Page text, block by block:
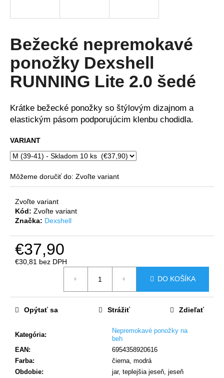
Bežecké nepremokavé
ponožky Dexshell
RUNNING Lite 2.0 šedé
Krátke bežecké ponožky so štýlovým dizajnom a
elastickým pásom podporujúcim klenbu chodidla.
VARIANT
Môžeme doručiť do: Zvoľte variant
Zvoľte variant
Kód: Zvoľte variant
Značka: Dexshell
€37,90
€30,81 bez DPH
DO KOŠÍKA
Kategória:
Nepremokavé ponožky na
beh
EAN:
6954358920616
Farba:
čierna, modrá
Obdobie:
jar, teplejšia jeseň, jeseň
Opýtať sa Strážiť Zdieľať
s
ť
?
HĽADAŤ
O
p
ú
č
a
m
e